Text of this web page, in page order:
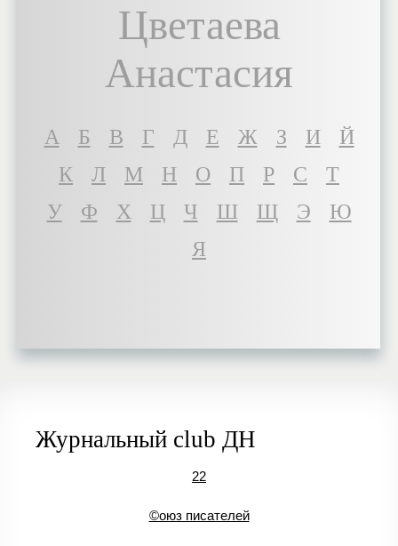
Цветаева
Анастасия
A Б В Г Д Е Ж З И
Й
К
Л М Н О П Р С
Т
У
Ф Х Ц Ч Ш Щ Э
Ю
Я
Журнальный club ДН
22
©оюз писателей